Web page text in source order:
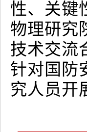
性、关键
物理研究
技术交流
针对国防
究人员开